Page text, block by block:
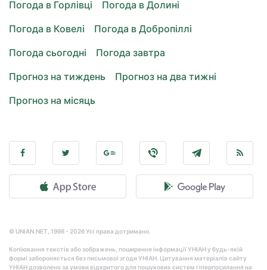
Погода в Горлівці
Погода в Долині
Погода в Ковелі
Погода в Добропіллі
Погода сьогодні
Погода завтра
Прогноз на тиждень
Прогноз на два тижні
Прогноз на місяць
© UNIAN.NET, 1998 - 2026 Усі права дотримано.
Копіювання текстів або зображень, поширення інформації УНІАН у будь-якій
формі забороняється без письмової згоди УНІАН. Цитування матеріалів сайту
УНІАН дозволено за умови відкритого для пошукових систем гіперпосилання на